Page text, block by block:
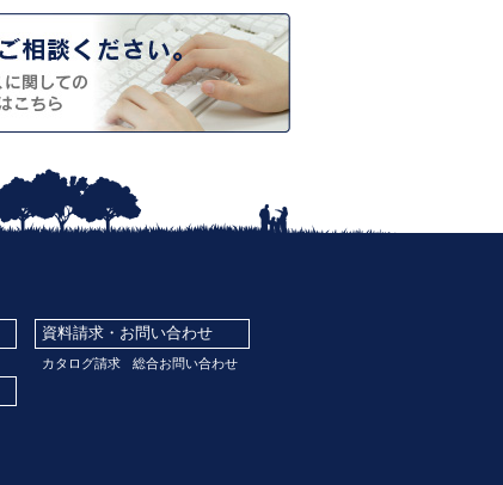
資料請求・お問い合わせ
カタログ請求 総合お問い合わせ